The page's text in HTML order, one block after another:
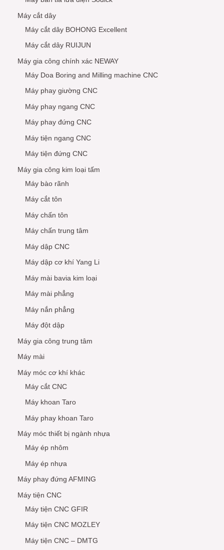
Máy cắt dây
Máy cắt dây BOHONG Excellent
Máy cắt dây RUIJUN
Máy gia công chính xác NEWAY
Máy Doa Boring and Milling machine CNC
Máy phay giường CNC
Máy phay ngang CNC
Máy phay đứng CNC
Máy tiện ngang CNC
Máy tiện đứng CNC
Máy gia công kim loại tấm
Máy bào rãnh
Máy cắt tôn
Máy chấn tôn
Máy chấn trung tâm
Máy dập CNC
Máy dập cơ khí Yang Li
Máy mài bavia kim loại
Máy mài phẳng
Máy nắn phẳng
Máy đột dập
Máy gia công trung tâm
Máy mài
Máy móc cơ khí khác
Máy cắt CNC
Máy khoan Taro
Máy phay khoan Taro
Máy móc thiết bị ngành nhựa
Máy ép nhôm
Máy ép nhựa
Máy phay đứng AFMING
Máy tiện CNC
Máy tiện CNC GFIR
Máy tiện CNC MOZLEY
Máy tiện CNC – DMTG